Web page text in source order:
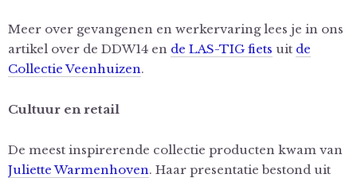
Meer over gevangenen en werkervaring lees je in ons
artikel over de DDW14 en de LAS-TIG fiets uit de
Collectie Veenhuizen.
Cultuur en retail
De meest inspirerende collectie producten kwam van
Juliette Warmenhoven. Haar presentatie bestond uit